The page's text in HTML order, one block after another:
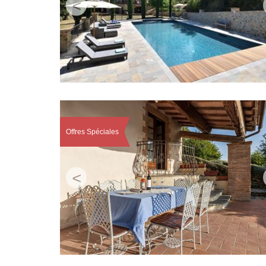
<
<
Offres Spéciales